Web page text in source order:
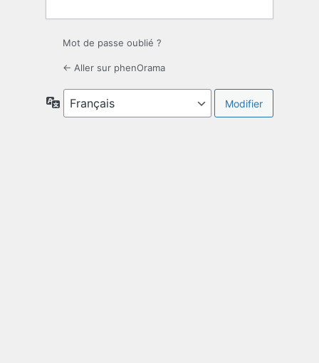
Mot de passe oublié ?
← Aller sur phenOrama
Langue